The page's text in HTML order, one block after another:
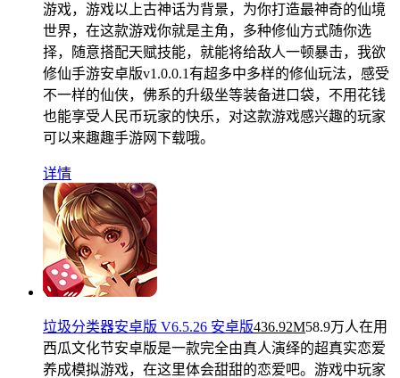
游戏，游戏以上古神话为背景，为你打造最神奇的仙境
世界，在这款游戏你就是主角，多种修仙方式随你选
择，随意搭配天赋技能，就能将给敌人一顿暴击，我欲
修仙手游安卓版v1.0.0.1有超多中多样的修仙玩法，感受
不一样的仙侠，佛系的升级坐等装备进口袋，不用花钱
也能享受人民币玩家的快乐，对这款游戏感兴趣的玩家
可以来趣趣手游网下载哦。
详情
垃圾分类器安卓版 V6.5.26 安卓版436.92M58.9万人在用
西瓜文化节安卓版是一款完全由真人演绎的超真实恋爱
养成模拟游戏，在这里体会甜甜的恋爱吧。游戏中玩家